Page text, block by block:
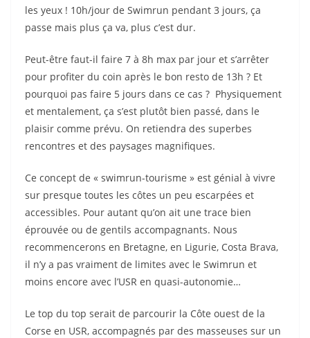
les yeux ! 10h/jour de Swimrun pendant 3 jours, ça
passe mais plus ça va, plus c’est dur.
Peut-être faut-il faire 7 à 8h max par jour et s’arrêter
pour profiter du coin après le bon resto de 13h ? Et
pourquoi pas faire 5 jours dans ce cas ? Physiquement
et mentalement, ça s’est plutôt bien passé, dans le
plaisir comme prévu. On retiendra des superbes
rencontres et des paysages magnifiques.
Ce concept de « swimrun-tourisme » est génial à vivre
sur presque toutes les côtes un peu escarpées et
accessibles. Pour autant qu’on ait une trace bien
éprouvée ou de gentils accompagnants. Nous
recommencerons en Bretagne, en Ligurie, Costa Brava,
il n’y a pas vraiment de limites avec le Swimrun et
moins encore avec l’USR en quasi-autonomie…
Le top du top serait de parcourir la Côte ouest de la
Corse en USR, accompagnés par des masseuses sur un